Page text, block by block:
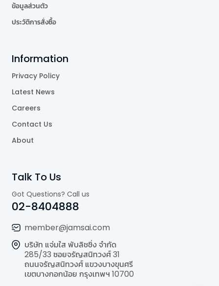
ข้อมูลส่วนตัว
ประวัติการสั่งซื้อ
Information
Privacy Policy
Latest News
Careers
Contact Us
About
Talk To Us
Got Questions? Call us
02-8404888
member@jamsai.com
บริษัท แจ่มใส พับลิชชิ่ง จำกัด
285/33 ซอยจรัญสนิทวงศ์ 31
ถนนจรัญสนิทวงศ์ แขวงบางขุนศรี
เขตบางกอกน้อย กรุงเทพฯ 10700